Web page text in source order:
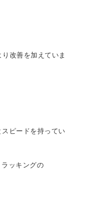
改善を加えていま
ピードを持ってい
ッキングの